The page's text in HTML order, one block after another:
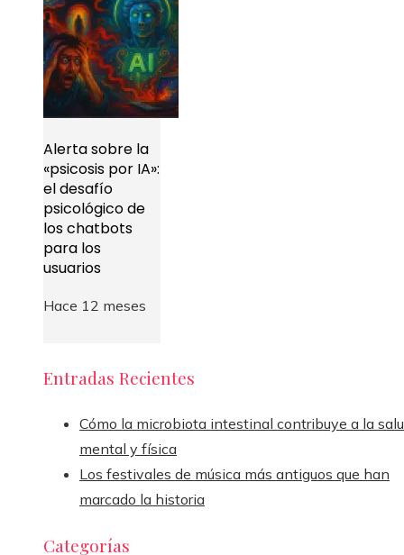
Alerta sobre la
«psicosis por IA»:
el desafío
psicológico de
los chatbots
para los
usuarios
Hace 12 meses
Entradas Recientes
Cómo la microbiota intestinal contribuye a la
mental y física
Los festivales de música más antiguos que han
marcado la historia
Categorías